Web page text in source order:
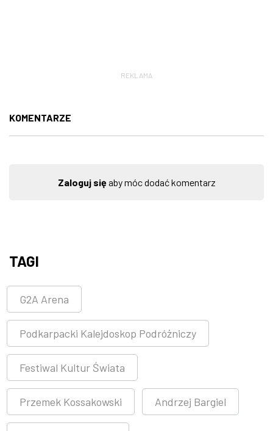
REKLAMA
KOMENTARZE
Zaloguj sięaby móc dodać komentarz
TAGI
G2A Arena
Podkarpacki Kalejdoskop Podróżniczy
Festiwal Kultur Świata
Przemek Kossakowski Andrzej Bargiel